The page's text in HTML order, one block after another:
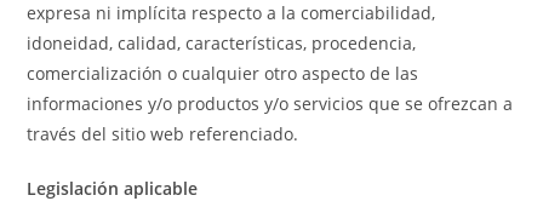
expresa ni implícita respecto a la comerciabilidad,
idoneidad, calidad, características, procedencia,
comercialización o cualquier otro aspecto de las
informaciones y/o productos y/o servicios que se ofrezcan a
través del sitio web referenciado.
Legislación aplicable